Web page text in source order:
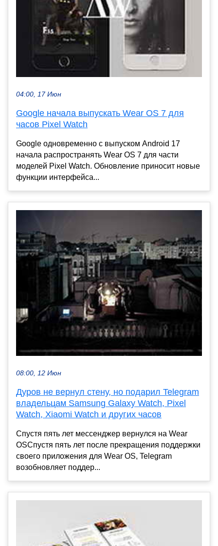
04:00, 17 Июн
Google начала выпускать Wear OS 7 для
часов Pixel Watch
Google одновременно с выпуском Android 17
начала распространять Wear OS 7 для части
моделей Pixel Watch. Обновление приносит новые
функции интерфейса...
08:00, 12 Июн
Дуров не вернул стену, но подарил Telegram
владельцам Samsung Galaxy Watch, Pixel
Watch, Xiaomi Watch и других часов
Спустя пять лет мессенджер вернулся на Wear
OSСпустя пять лет после прекращения поддержки
своего приложения для Wear OS, Telegram
возобновляет поддер...